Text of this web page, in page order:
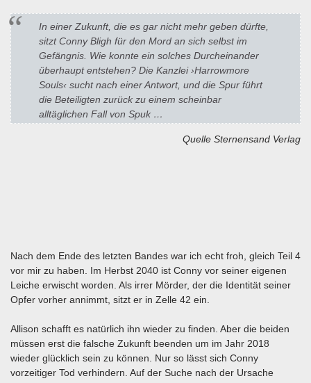
In einer Zukunft, die es gar nicht mehr geben dürfte,
sitzt Conny Bligh für den Mord an sich selbst im
Gefängnis. Wie konnte ein solches Durcheinander
überhaupt entstehen? Die Kanzlei ›Harrowmore
Souls‹ sucht nach einer Antwort, und die Spur führt
die Beteiligten zurück zu einem scheinbar
alltäglichen Fall von Spuk …
Quelle Sternensand Verlag
Nach dem Ende des letzten Bandes war ich echt froh, gleich Teil 4
vor mir zu haben. Im Herbst 2040 ist Conny vor seiner eigenen
Leiche erwischt worden. Als irrer Mörder, der die Identität seiner
Opfer vorher annimmt, sitzt er in Zelle 42 ein.
Allison schafft es natürlich ihn wieder zu finden. Aber die beiden
müssen erst die falsche Zukunft beenden um im Jahr 2018
wieder glücklich sein zu können. Nur so lässt sich Conny
vorzeitiger Tod verhindern. Auf der Suche nach der Ursache